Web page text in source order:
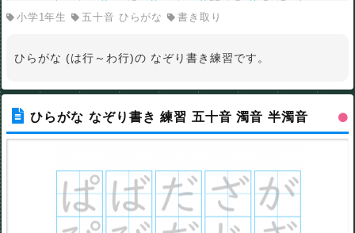
小学1年生 五十音 ひらがな 書き取り
ひらがな (は行～わ行)の なぞり書き練習です。
ひらがな なぞり書き 練習 五十音 濁音 半濁音